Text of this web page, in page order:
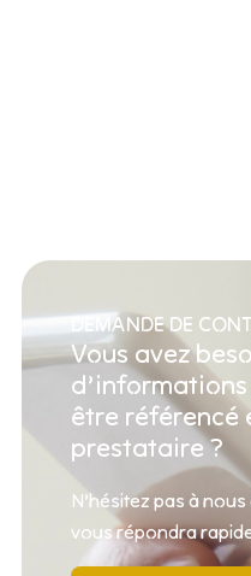
DEMANDE DE
Vous avez
être référencé
prestataire ?
N’hésitez pas à
vous répondra